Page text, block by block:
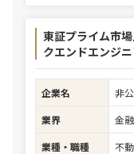
東証プライム市
クエンドエンジ
企業名
非
業界
金
業種・職種
不